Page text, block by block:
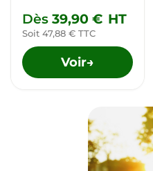
Dès 39,90 € HT
Soit 47,88 € TTC
Voir→